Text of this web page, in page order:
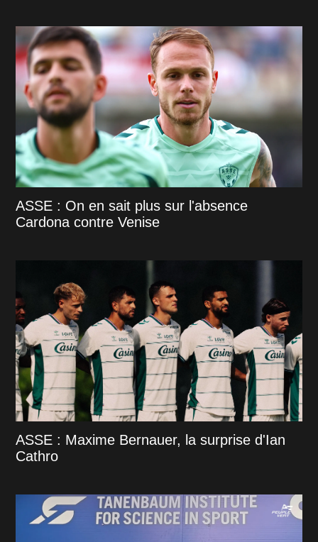
ASSE : On en sait plus sur l'absence
Cardona contre Venise
ASSE : Maxime Bernauer, la surprise d'Ian
Cathro